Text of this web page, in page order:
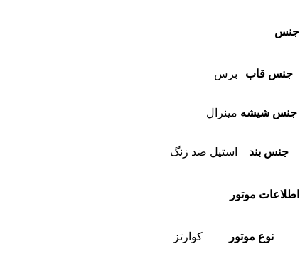
جنس
جنس قاب برس
جنس شیشه مینرال
جنس بند استیل ضد زنگ
اطلاعات موتور
نوع موتور کوارتز